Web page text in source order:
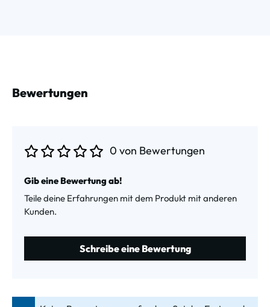
Bewertungen
0 von Bewertungen
Gib eine Bewertung ab!
Teile deine Erfahrungen mit dem Produkt mit anderen
Kunden.
Schreibe eine Bewertung